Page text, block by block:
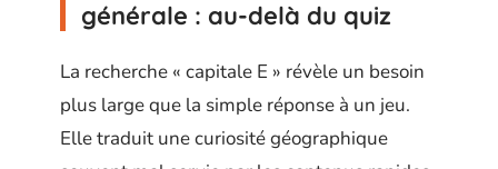
générale : au-delà du quiz
La recherche « capitale E » révèle un besoin
plus large que la simple réponse à un jeu.
Elle traduit une curiosité géographique